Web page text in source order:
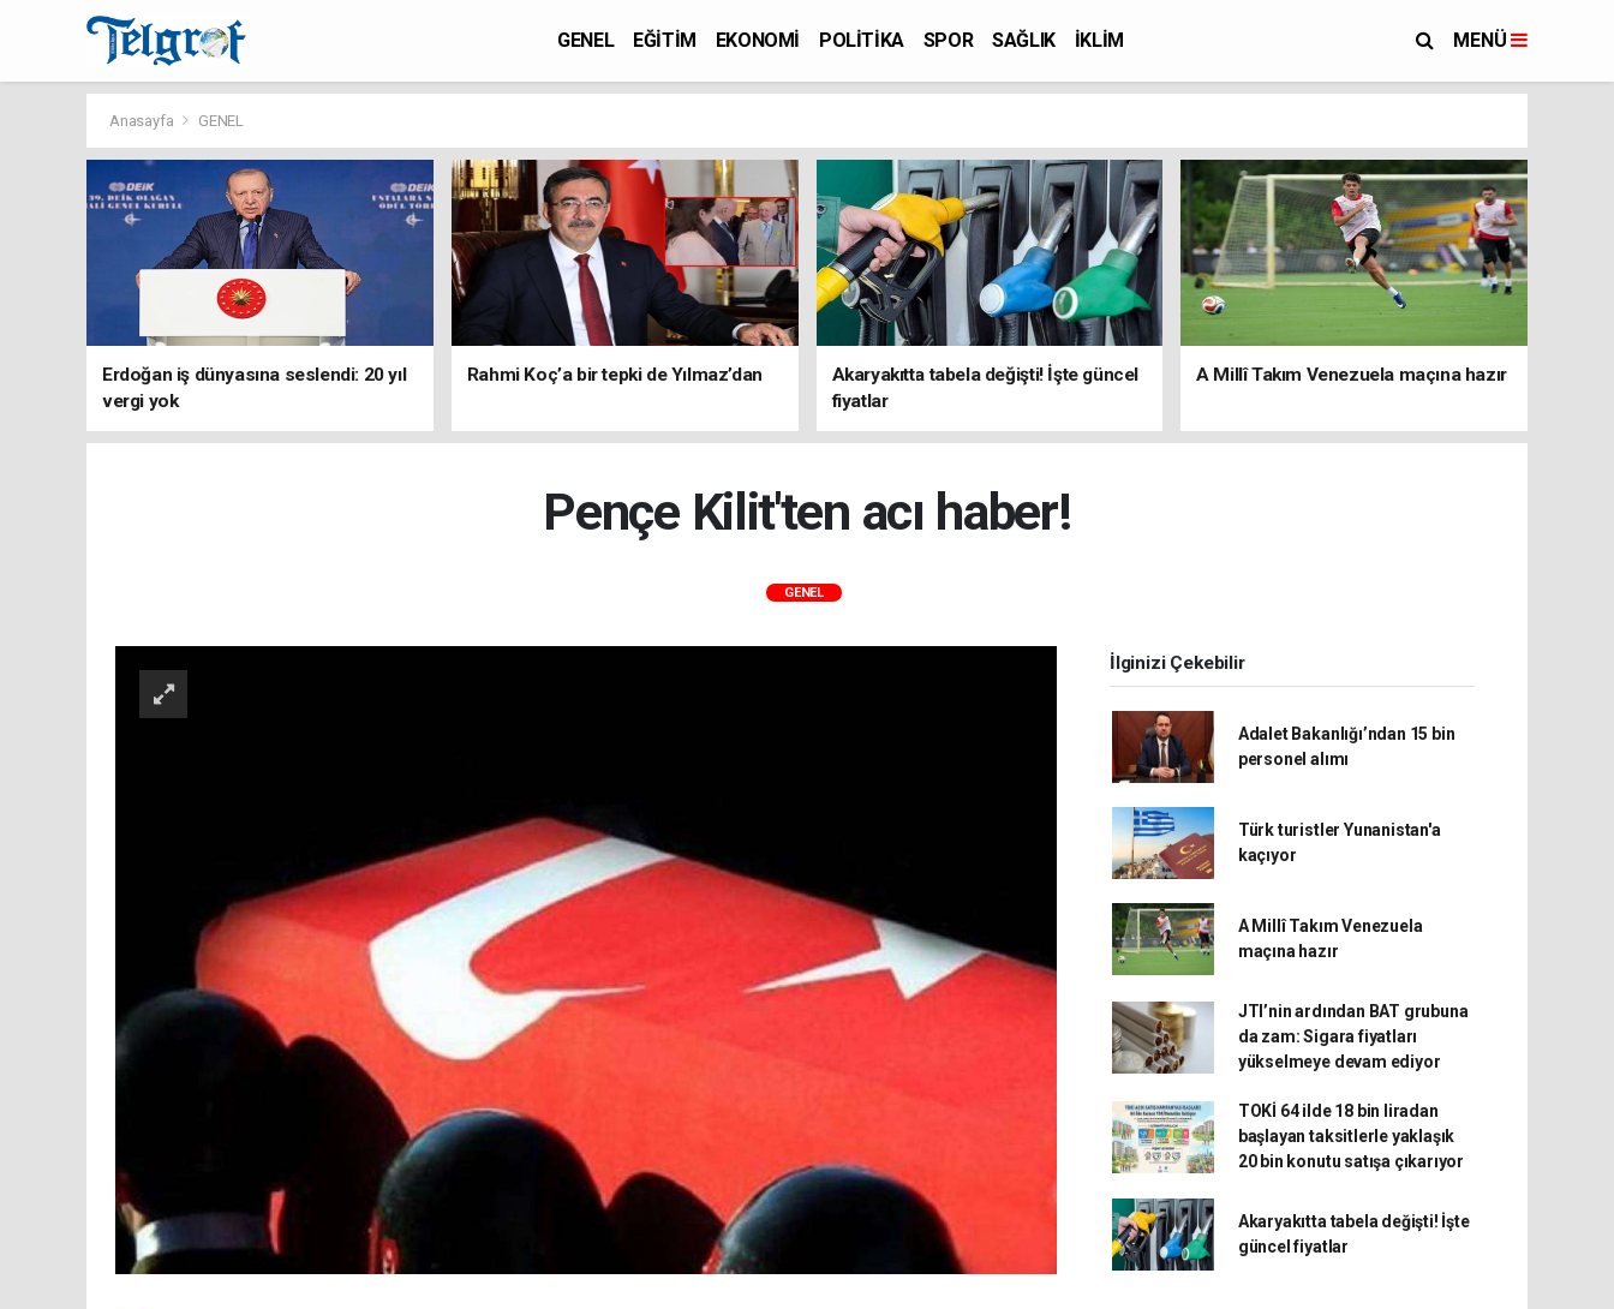
GENEL EĞİTİM EKONOMİ POLİTİKA SPOR SAĞLIK İKLİM MENÜ
Anasayfa GENEL
Erdoğan iş dünyasına seslendi: 20 yıl
vergi yok
Rahmi Koç’a bir tepki de Yılmaz’dan
Akaryakıtta tabela değişti! İşte güncel
fiyatlar
A Millî Takım Venezuela maçına hazır
Pençe Kilit'ten acı haber!
GENEL
İlginizi Çekebilir
Adalet Bakanlığı’ndan 15 bin
personel alımı
Türk turistler Yunanistan'a
kaçıyor
A Millî Takım Venezuela
maçına hazır
JTI’nin ardından BAT grubuna
da zam: Sigara fiyatları
yükselmeye devam ediyor
TOKİ 64 ilde 18 bin liradan
başlayan taksitlerle yaklaşık
20 bin konutu satışa çıkarıyor
Akaryakıtta tabela değişti! İşte
güncel fiyatlar